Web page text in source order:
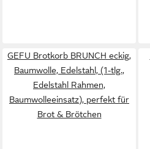
GEFU Brotkorb BRUNCH eckig,
Baumwolle, Edelstahl, (1-tlg.,
Edelstahl Rahmen,
Baumwolleeinsatz), perfekt für
Brot & Brötchen